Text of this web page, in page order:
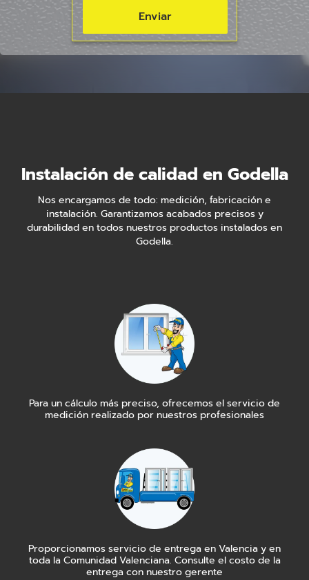
Instalación de calidad en Godella
Nos encargamos de todo: medición, fabricación e
instalación. Garantizamos acabados precisos y
durabilidad en todos nuestros productos instalados en
Godella.
Para un cálculo más preciso, ofrecemos el servicio de
medición realizado por nuestros profesionales
Proporcionamos servicio de entrega en Valencia y en
toda la Comunidad Valenciana. Consulte el costo de la
entrega con nuestro gerente